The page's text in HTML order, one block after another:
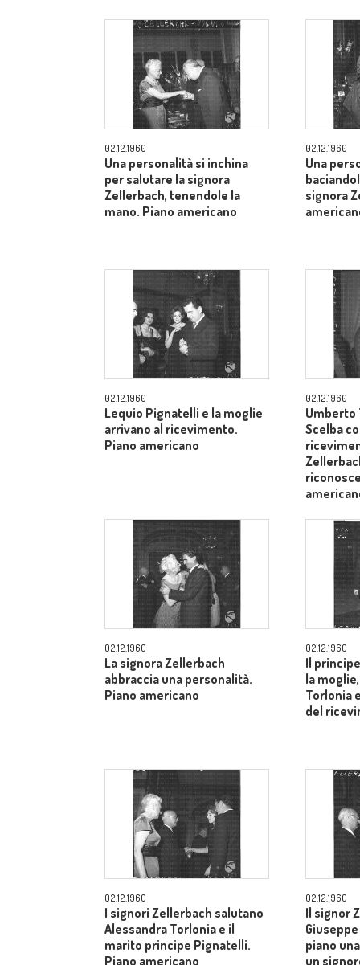
02.12.1960
Una personalità si inchina
per salutare la signora
Zellerbach, tenendole la
mano. Piano americano
02.12.1960
Una
signora
02.12.1960
Lequio Pignatelli e la moglie
arrivano al ricevimento.
Piano americano
02.12.1960
Umberto
Scelba
02.12.1960
La signora Zellerbach
abbraccia una personalità.
Piano americano
02.12.1960
Il
la
Torlonia
del
02.12.1960
I signori Zellerbach salutano
Alessandra Torlonia e il
marito principe Pignatelli.
Piano americano
02.12.1960
Il signor
piano
un